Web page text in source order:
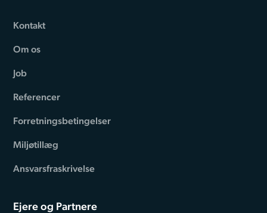
Kontakt
Om os
Job
Referencer
Forretningsbetingelser
Miljøtillæg
Ansvarsfraskrivelse
Ejere og Partnere